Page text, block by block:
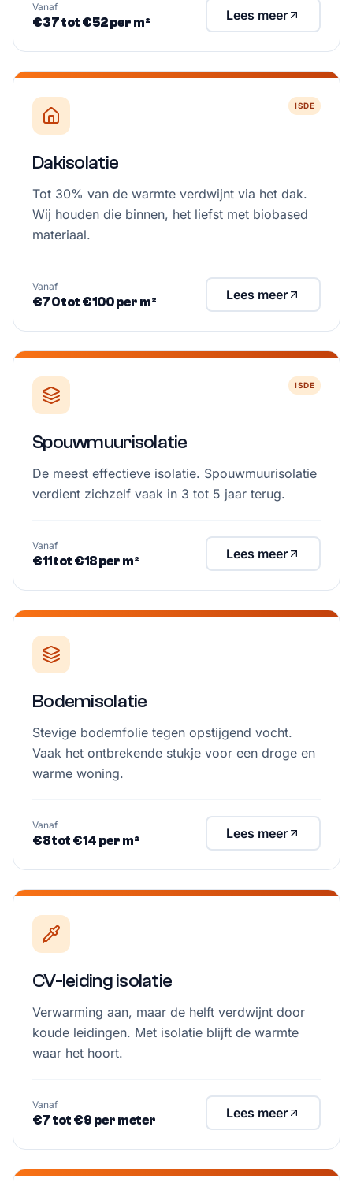
Vanaf
€37 tot €52 per m² Lees meer
ISDE
Dakisolatie
Tot 30% van de warmte verdwijnt via het dak.
Wij houden die binnen, het liefst met biobased
materiaal.
Vanaf
€70 tot €100 per m² Lees meer
ISDE
Spouwmuurisolatie
De meest effectieve isolatie. Spouwmuurisolatie
verdient zichzelf vaak in 3 tot 5 jaar terug.
Vanaf
€11 tot €18 per m² Lees meer
Bodemisolatie
Stevige bodemfolie tegen opstijgend vocht.
Vaak het ontbrekende stukje voor een droge en
warme woning.
Vanaf
€8 tot €14 per m² Lees meer
CV-leiding isolatie
Verwarming aan, maar de helft verdwijnt door
koude leidingen. Met isolatie blijft de warmte
waar het hoort.
Vanaf
€7 tot €9 per meter Lees meer